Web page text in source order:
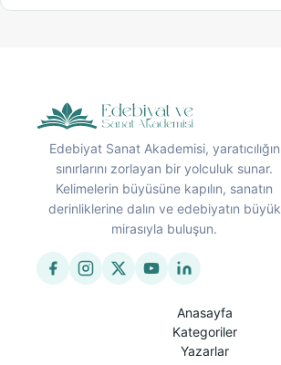
Edebiyat Sanat Akademisi, yaratıcılığın
sınırlarını zorlayan bir yolculuk sunar.
Kelimelerin büyüsüne kapılın, sanatın
derinliklerine dalın ve edebiyatın büyük
mirasıyla buluşun.
Anasayfa
Kategoriler
Yazarlar